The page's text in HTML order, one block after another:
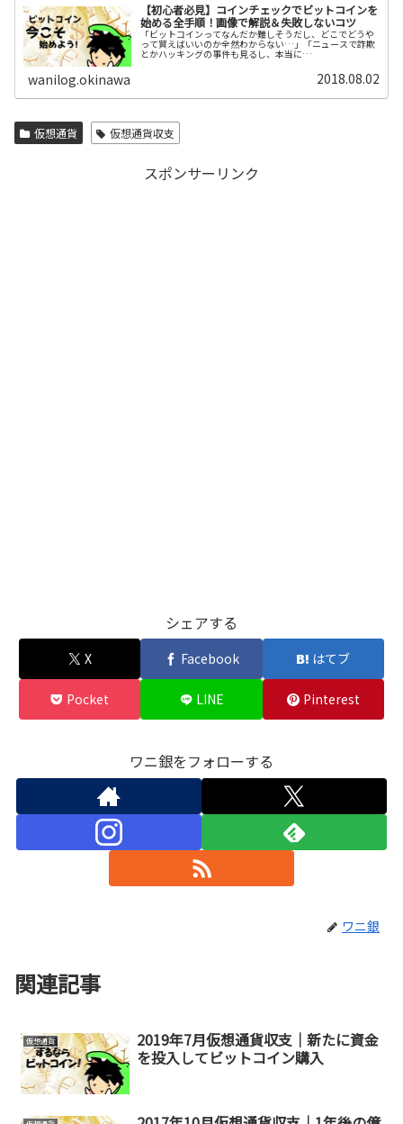
【初心者必見】コインチェックでビットコインを
始める全手順！画像で解説＆失敗しないコツ
「ビットコインってなんだか難しそうだし、どこでどうや
って買えばいいのか全然わからない…」「ニュースで詐欺
とかハッキングの事件も見るし、本当に…
wanilog.okinawa 2018.08.02
仮想通貨 仮想通貨収支
スポンサーリンク
シェアする
X Facebook はてブ
Pocket LINE Pinterest
ワニ銀をフォローする
ワニ銀
関連記事
仮想通貨
2019年7月仮想通貨収支｜新たに資金
を投入してビットコイン購入